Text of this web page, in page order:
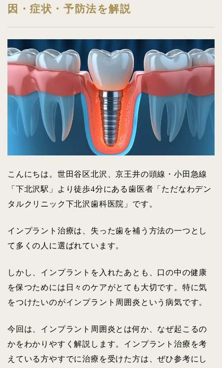
因・症状・予防法を解説
こんにちは。世田谷区北沢、京王井の頭線・小田急線
「下北沢駅」より徒歩4分にある歯医者「ただなわデン
タルクリニック下北沢歯科医院」です。
インプラント治療は、失った歯を補う方法の一つとし
て多くの人に選ばれています。
しかし、インプラントを入れたあとも、口の中の健康
を保つためには日々のケアがとても大切です。特に気
をつけたいのがインプラント周囲炎という病気です。
今回は、インプラント周囲炎とは何か、なぜ起こるの
かをわかりやすく解説します。インプラント治療を考
えている方やすでに治療を受けた方は、ぜひ参考にし